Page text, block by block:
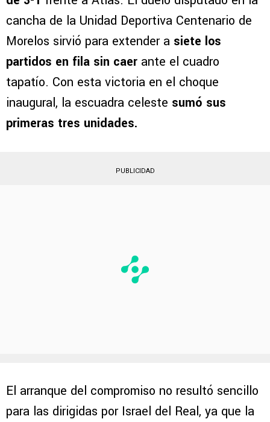
cancha de la Unidad Deportiva Centenario de
Morelos sirvió para extender a siete los
partidos en fila sin caer ante el cuadro
tapatío. Con esta victoria en el choque
inaugural, la escuadra celeste sumó sus
primeras tres unidades.
PUBLICIDAD
El arranque del compromiso no resultó sencillo
para las dirigidas por Israel del Real, ya que la